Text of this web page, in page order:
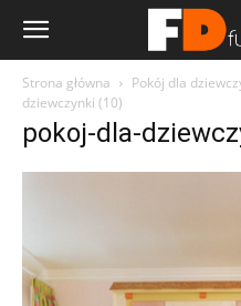
Strona główna Pokój dla
dziewczynki (10)
pokoj-dla-